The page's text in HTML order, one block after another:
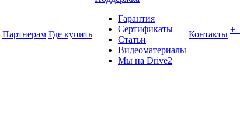
Партнерам Где купить
Гарантия
Сертификаты
Статьи
Видеоматериалы
Мы на Drive2
Контакты +